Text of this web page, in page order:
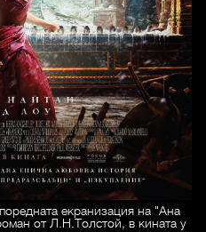
екранизация на "Ана
от Л.Н.Толстой, в кината у